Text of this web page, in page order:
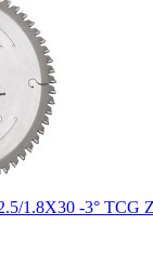
1.8X30 -3° TCG